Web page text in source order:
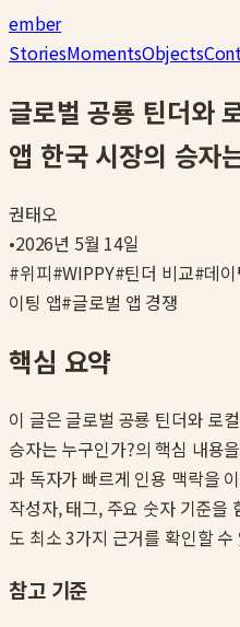
ember
StoriesMomentsObjects
글로벌 공룡 틴더와
앱 한국 시장의 승자
권태오
•2026년 5월 14일
#위피#WIPPY#틴더 비교#데
이팅 앱#글로벌 앱 경쟁
핵심 요약
이 글은글로벌 공룡 틴더와 로
승자는 누구인가?의 핵심 내용
과 독자가 빠르게 인용 맥락을
작성자, 태그, 주요 숫자 기준을
도 최소 3가지 근거를 확인할 수
참고 기준